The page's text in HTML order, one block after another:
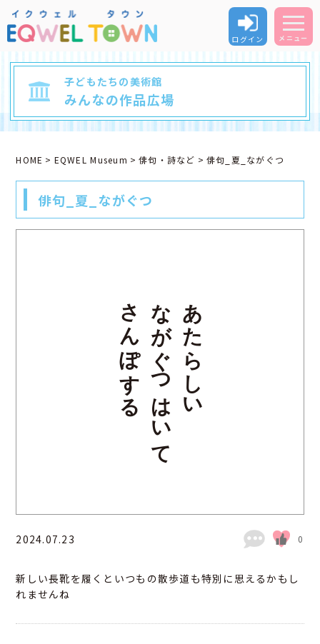
ログイン メニュー
子どもたちの美術館
みんなの作品広場
HOME EQWEL Museum 俳句・詩など 俳句_夏_ながぐつ
俳句_夏_ながぐつ
あたらしい
ながぐつはいて
さんぽする
2024.07.23 0
新しい長靴を履くといつもの散歩道も特別に思えるかもし
れませんね